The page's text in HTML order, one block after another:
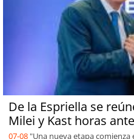
De la Espriella se
Milei y Kast horas
07-08 "Una nueva etapa